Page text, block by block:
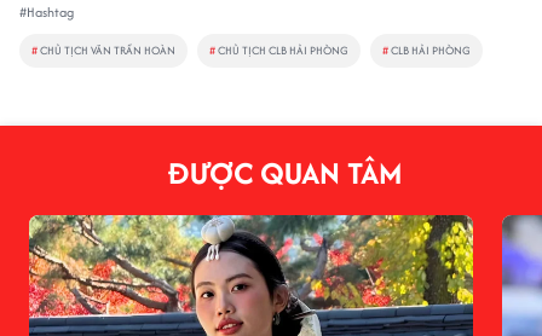
#Hashtag
#CHỦ TỊCH VĂN TRẦN HOÀN #CHỦ TỊCH CLB HẢI PHÒNG #CLB HẢI PHÒNG
ĐƯỢC QUAN TÂM